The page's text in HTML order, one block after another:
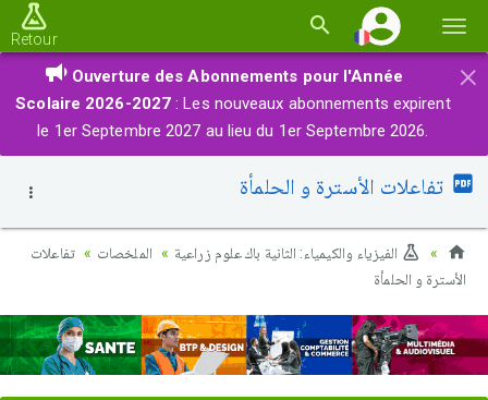
la
Retour
×
Ouverture des Abonnements pour l'Année
Scolaire 2026-2027 : Les nouveaux abonnements expirent
le 1er Septembre 2027 au lieu du 1er Septembre 2026.
تفاعلات الأسترة و الحلمأة
الفيزياء والكيمياء: الثانية باك علوم زراعية الملخصات
تفاعلات
الأسترة و الحلمأة